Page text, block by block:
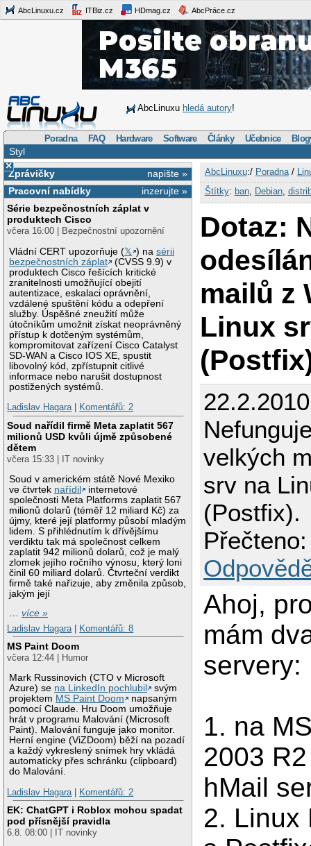
AbcLinuxu.cz ITBiz.cz HDmag.cz AbcPráce.cz
AbcLinuxu hledá autory!
Poradna FAQ Hardware Software Články Učebnice
Styl
×
napište »
Zprávičky
inzerujte »
Pracovní nabídky
Série bezpečnostních záplat v
produktech Cisco
včera 16:00 | Bezpečnostní upozornění
Vládní CERT upozorňuje (𝕏 ) nasérii
bezpečnostních záplat
(CVSS 9.9) v
produktech Cisco řešících kritické
zranitelnosti umožňující obejití
autentizace, eskalaci oprávnění,
vzdálené spuštění kódu a odepření
služby. Úspěšné zneužití může
útočníkům umožnit získat neoprávněný
přístup k dotčeným systémům,
kompromitovat zařízení Cisco Catalyst
SD-WAN a Cisco IOS XE, spustit
libovolný kód, zpřístupnit citlivé
informace nebo narušit dostupnost
postižených systémů.
Ladislav Hagara| Komentářů: 2
Soud nařídil firmě Meta zaplatit 567
milionů USD kvůli újmě způsobené
dětem
včera 15:33 | IT novinky
Soud v americkém státě Nové Mexiko
ve čtvrtek nařídil
internetové
společnosti Meta Platforms zaplatit 567
milionů dolarů (téměř 12 miliard Kč) za
újmy, které její platformy působí mladým
lidem. S přihlédnutím k dřívějšímu
verdiktu tak má společnost celkem
zaplatit 942 milionů dolarů, což je malý
zlomek jejího ročního výnosu, který loni
činil 60 miliard dolarů. Čtvrteční verdikt
firmě také nařizuje, aby změnila způsob,
jakým její
…více »
Ladislav Hagara
Komentářů: 8
MS Paint Doom
včera 12:44 | Humor
Mark Russinovich (CTO v Microsoft
Azure) se na LinkedIn pochlubil
svým
projektem MS Paint Doom
napsaným
pomocí Claude. Hru Doom umožňuje
hrát v programu Malování (Microsoft
Paint). Malování funguje jako monitor.
Herní engine (ViZDoom) běží na pozadí
a každý vykreslený snímek hry vkládá
automaticky přes schránku (clipboard)
do Malování.
Ladislav Hagara
Komentářů: 2
EK: ChatGPT i Roblox mohou spadat
pod přísnější pravidla
6.8. 08:00 | IT novinky
AbcLinuxu:/ Poradna/
Štítky: ban, Debian,
Dotaz:
mailů z
Linux
velkých
srv na
(Postfix).
Ahoj,
mám
servery:
1. na
2003
hMail
2. Linux